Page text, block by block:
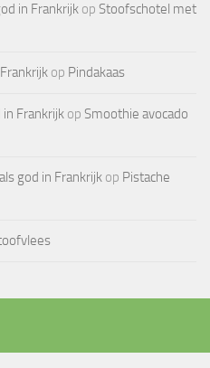
in Frankrijk op Stoofschotel met
op Pindakaas
Frankrijk op Smoothie avocado
god in Frankrijk op Pistache